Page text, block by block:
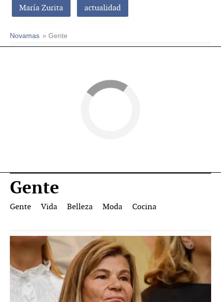
María Zurita actualidad
Novamas » Gente
Gente
Gente Vida Belleza Moda Cocina